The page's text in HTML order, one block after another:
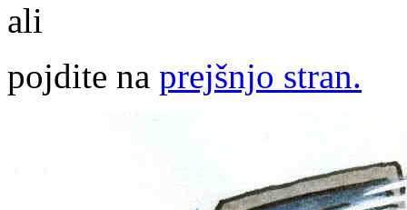
ali
pojdite na prejšnjo stran.